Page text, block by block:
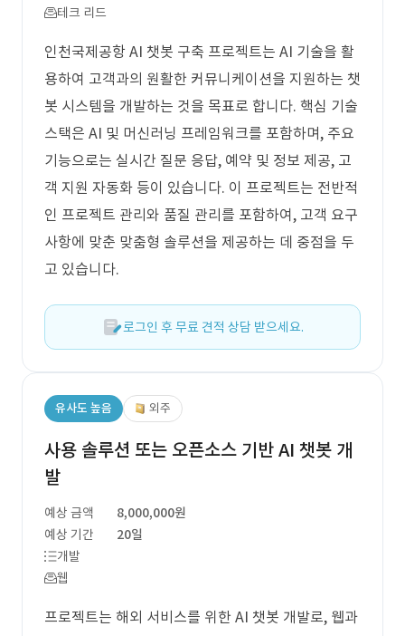
테크 리드
인천국제공항 AI 챗봇 구축 프로젝트는 AI 기술을 활
용하여 고객과의 원활한 커뮤니케이션을 지원하는 챗
봇 시스템을 개발하는 것을 목표로 합니다. 핵심 기술
스택은 AI 및 머신러닝 프레임워크를 포함하며, 주요
기능으로는 실시간 질문 응답, 예약 및 정보 제공, 고
객 지원 자동화 등이 있습니다. 이 프로젝트는 전반적
인 프로젝트 관리와 품질 관리를 포함하여, 고객 요구
사항에 맞춘 맞춤형 솔루션을 제공하는 데 중점을 두
고 있습니다.
로그인 후 무료 견적 상담 받으세요.
유사도 높음 외주
사용 솔루션 또는 오픈소스 기반 AI 챗봇 개
발
예상 금액
8,000,000원
예상 기간
20일
개발
웹
프로젝트는 해외 서비스를 위한 AI 챗봇 개발로, 웹과